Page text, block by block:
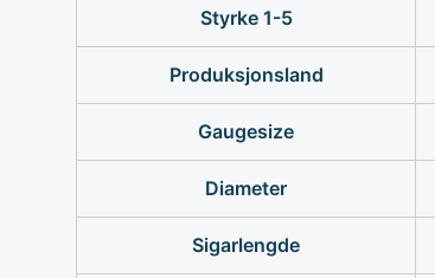
Styrke 1-5
Produksjonsland
Gaugesize
Diameter
Sigarlengde